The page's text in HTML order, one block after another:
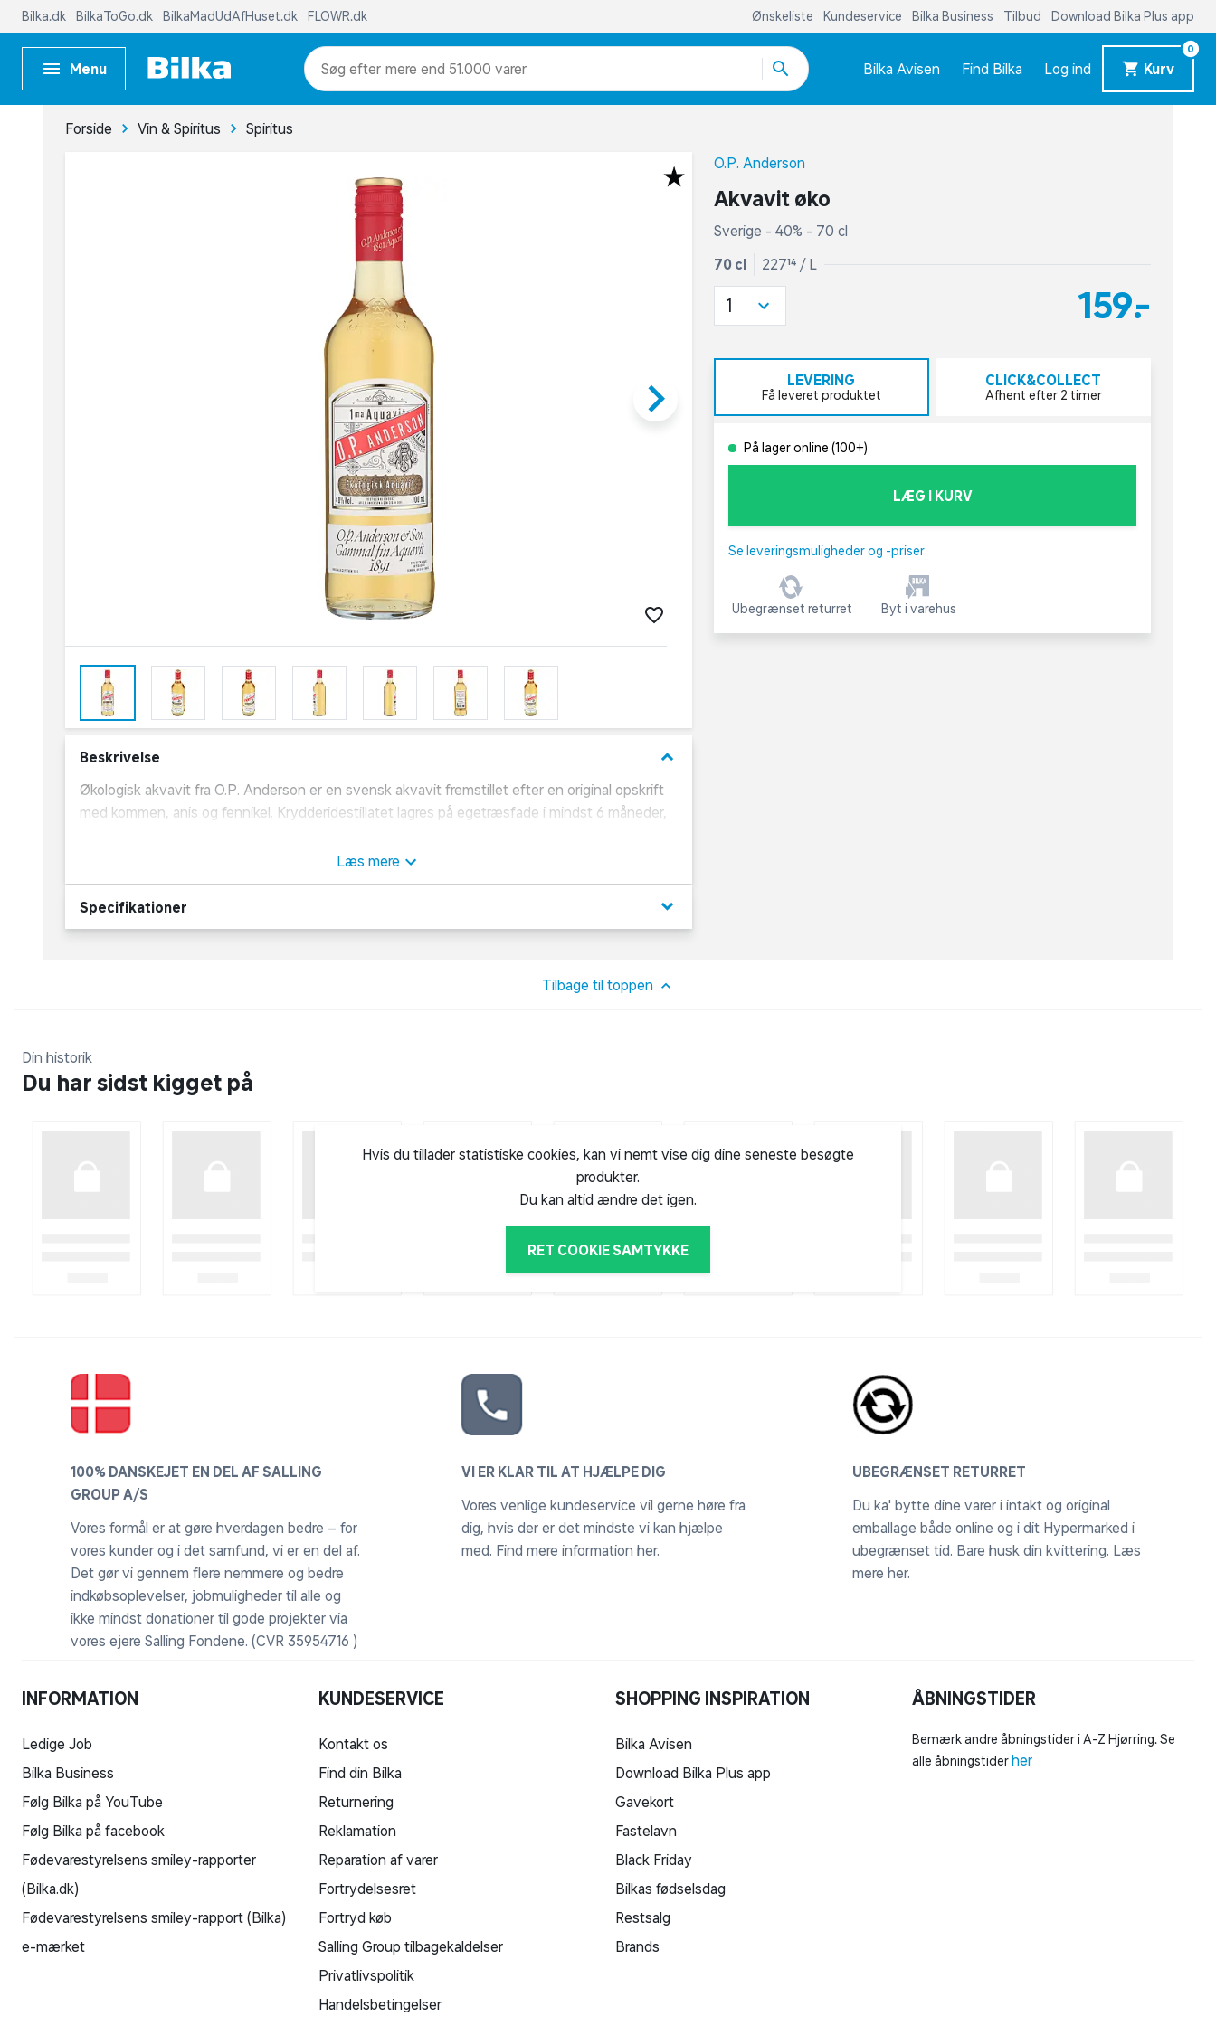
Bilka.dk BilkaToGo.dk BilkaMadUdAfHuset.dk FLOWR.dk Ønskeliste Kundeservice Bilka Business Tilbud Download Bilka Plus app
Menu mere end 51.000 varer Bilka Avisen Find Bilka Log ind Kurv
0
Forside Vin & Spiritus Spiritus
keyboard_arrow_right
Beskrivelse keyboard_arrow_down
Økologisk akvavit fra O.P. Anderson er en svensk akvavit fremstillet efter en original opskrift
med kommen, anis og fennikel. Krydderidestillatet lagres på egetræsfade i mindst 6 måneder,
Anderson kan med sin gode og alsidige smag nydes til en lang række forskellige retter. Servér
den eksempelvis til skaldyr, røget laks, sild eller et delikat ostebord.
Læs mere
Specifikationer keyboard_arrow_down
O.P. Anderson
Akvavit øko
Sverige - 40% - 70 cl
70 cl 227,14 / L
159,-
1
LEVERING
Få leveret produktet
CLICK&COLLECT
Afhent efter 2 timer
På lager online (100+)
LÆG I KURV
Se leveringsmuligheder og -priser
Ubegrænset returret Byt i varehus
Tilbage til toppen
Din historik
Du har sidst kigget på
Hvis du tillader statistiske cookies, kan vi nemt vise dig dine seneste besøgte
produkter.
Du kan altid ændre det igen.
RET COOKIE SAMTYKKE
100% DANSKEJET EN DEL AF SALLING
GROUP A/S
Vores formål er at gøre hverdagen bedre – for
vores kunder og i det samfund, vi er en del af.
Det gør vi gennem flere nemmere og bedre
indkøbsoplevelser, jobmuligheder til alle og
ikke mindst donationer til gode projekter via
vores ejere Salling Fondene. (CVR 35954716 )
VI ER KLAR TIL AT HJÆLPE DIG
Vores venlige kundeservice vil gerne høre fra
dig, hvis der er det mindste vi kan hjælpe
med. Find mere information her.
UBEGRÆNSET RETURRET
Du ka' bytte dine varer i intakt og original
emballage både online og i dit Hypermarked i
ubegrænset tid. Bare husk din kvittering. Læs
mere her.
INFORMATION
Ledige Job
Bilka Business
Følg Bilka på YouTube
Følg Bilka på facebook
Fødevarestyrelsens smiley-rapporter
(Bilka.dk)
Fødevarestyrelsens smiley-rapport (Bilka)
e-mærket
KUNDESERVICE
Kontakt os
Find din Bilka
Returnering
Reklamation
Reparation af varer
Fortrydelsesret
Fortryd køb
Salling Group tilbagekaldelser
Privatlivspolitik
Handelsbetingelser
SHOPPING INSPIRATION
Bilka Avisen
Download Bilka Plus app
Gavekort
Fastelavn
Black Friday
Bilkas fødselsdag
Restsalg
Brands
ÅBNINGSTIDER
Bemærk andre åbningstider i A-Z Hjørring. Se
alle åbningstiderher